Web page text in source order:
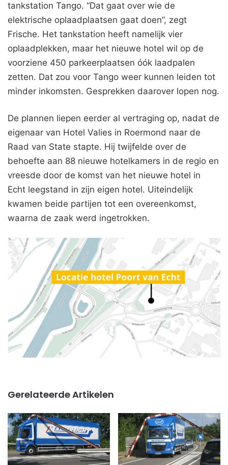
tankstation Tango. “Dat gaat over wie de
elektrische oplaadplaatsen gaat doen”, zegt
Frische. Het tankstation heeft namelijk vier
oplaadplekken, maar het nieuwe hotel wil op de
voorziene 450 parkeerplaatsen óók laadpalen
zetten. Dat zou voor Tango weer kunnen leiden tot
minder inkomsten. Gesprekken daarover lopen nog.
De plannen liepen eerder al vertraging op, nadat de
eigenaar van Hotel Valies in Roermond naar de
Raad van State stapte. Hij twijfelde over de
behoefte aan 88 nieuwe hotelkamers in de regio en
vreesde door de komst van het nieuwe hotel in
Echt leegstand in zijn eigen hotel. Uiteindelijk
kwamen beide partijen tot een overeenkomst,
waarna de zaak werd ingetrokken.
Gerelateerde Artikelen